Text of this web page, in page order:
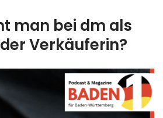
man bei dm als
Verkäuferin?